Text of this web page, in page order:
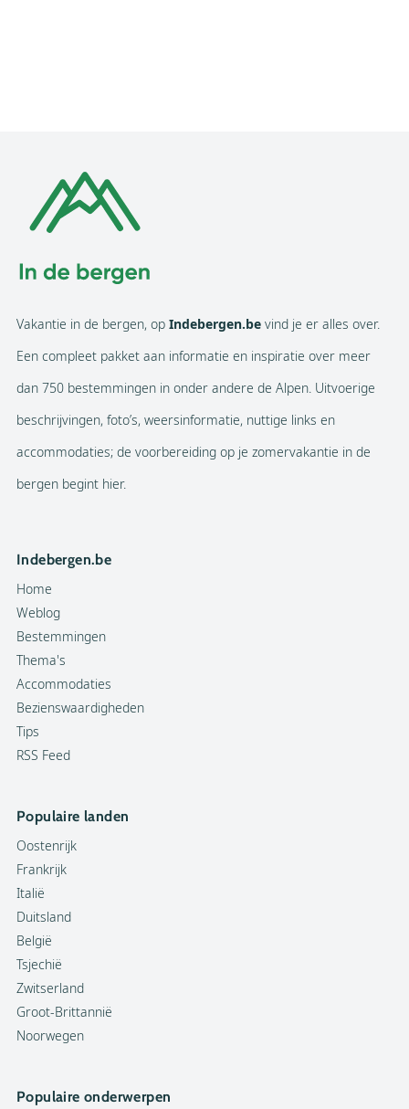
Vakantie in de bergen, op Indebergen.be vind je er alles over.
Een compleet pakket aan informatie en inspiratie over meer
dan 750 bestemmingen in onder andere de Alpen. Uitvoerige
beschrijvingen, foto’s, weersinformatie, nuttige links en
accommodaties; de voorbereiding op je zomervakantie in de
bergen begint hier.
Indebergen.be
Home
Weblog
Bestemmingen
Thema's
Accommodaties
Bezienswaardigheden
Tips
RSS Feed
Populaire landen
Oostenrijk
Frankrijk
Italië
Duitsland
België
Tsjechië
Zwitserland
Groot-Brittannië
Noorwegen
Populaire onderwerpen